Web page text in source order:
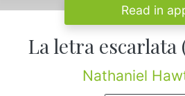
Read in
La letra escarlata
Nathaniel